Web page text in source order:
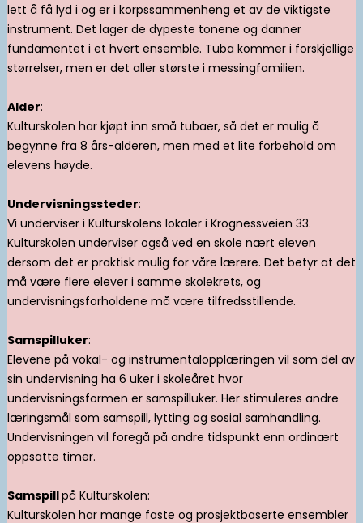
lett å få lyd i og er i korpssammenheng et av de viktigste
instrument. Det lager de dypeste tonene og danner
fundamentet i et hvert ensemble. Tuba kommer i forskjellige
størrelser, men er det aller største i messingfamilien.
Alder:
Kulturskolen har kjøpt inn små tubaer, så det er mulig å
begynne fra 8 års-alderen, men med et lite forbehold om
elevens høyde.
Undervisningssteder:
Vi underviser i Kulturskolens lokaler i Krognessveien 33.
Kulturskolen underviser også ved en skole nært eleven
dersom det er praktisk mulig for våre lærere. Det betyr at det
må være flere elever i samme skolekrets, og
undervisningsforholdene må være tilfredsstillende.
Samspilluker:
Elevene på vokal- og instrumentalopplæringen vil som del av
sin undervisning ha 6 uker i skoleåret hvor
undervisningsformen er samspilluker. Her stimuleres andre
læringsmål som samspill, lytting og sosial samhandling.
Undervisningen vil foregå på andre tidspunkt enn ordinært
oppsatte timer.
Samspillpå Kulturskolen:
Kulturskolen har mange faste og prosjektbaserte ensembler